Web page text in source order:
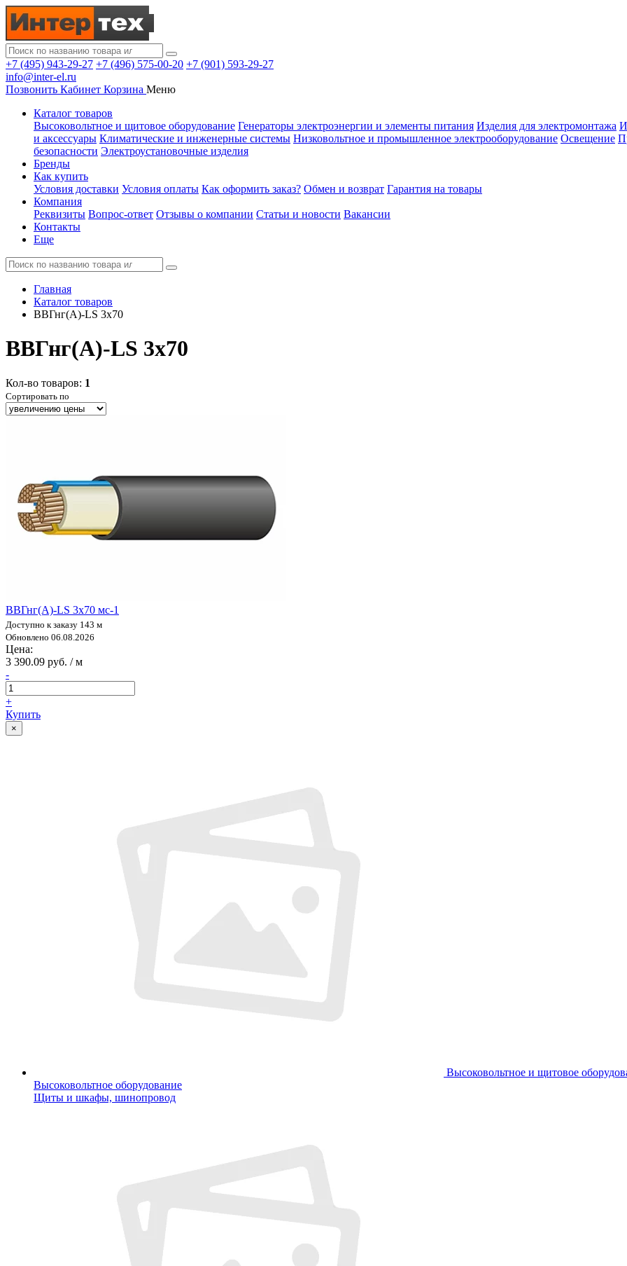
+7 (495) 943-29-27 +7 (496) 575-00-20 +7 (901) 593-29-27
info@inter-el.ru
Позвонить Кабинет Корзина Меню
Каталог товаров
Высоковольтное и щитовое оборудование Генераторы электроэнергии и элементы питания Изделия для электромонтажа
и аксессуары Климатические и инженерные системы Низковольтное и промышленное электрооборудование Освещение
безопасности Электроустановочные изделия
Бренды
Как купить
Условия доставки Условия оплаты Как оформить заказ? Обмен и возврат Гарантия на товары
Компания
Реквизиты Вопрос-ответ Отзывы о компании Статьи и новости Вакансии
Контакты
Еще
Главная
Каталог товаров
ВВГнг(А)-LS 3x70
ВВГнг(А)-LS 3x70
Кол-во товаров: 1
Сортировать по
ВВГнг(А)-LS 3х70 мс-1
Доступно к заказу 143 м
Обновлено 06.08.2026
Цена:
3 390.09 руб. / м
-
+
Купить
×
Высоковольтное и щитовое
Высоковольтное оборудование
Щиты и шкафы, шинопровод